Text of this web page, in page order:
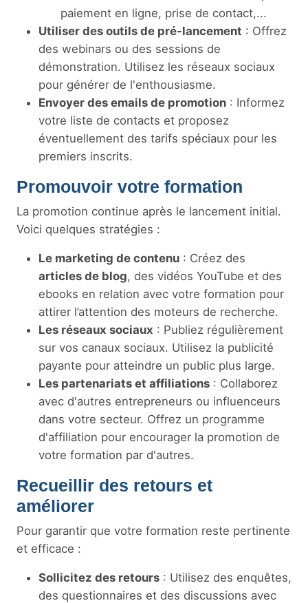
paiement en ligne, prise de contact,...
Utiliser des outils de pré-lancement : Offrez
des webinars ou des sessions de
démonstration. Utilisez les réseaux sociaux
pour générer de l'enthousiasme.
Envoyer des emails de promotion : Informez
votre liste de contacts et proposez
éventuellement des tarifs spéciaux pour les
premiers inscrits.
Promouvoir votre formation
La promotion continue après le lancement initial.
Voici quelques stratégies :
Le marketing de contenu : Créez des
articles de blog, des vidéos YouTube et des
ebooks en relation avec votre formation pour
attirer l’attention des moteurs de recherche.
Les réseaux sociaux : Publiez régulièrement
sur vos canaux sociaux. Utilisez la publicité
payante pour atteindre un public plus large.
Les partenariats et affiliations : Collaborez
avec d'autres entrepreneurs ou influenceurs
dans votre secteur. Offrez un programme
d'affiliation pour encourager la promotion de
votre formation par d'autres.
Recueillir des retours et
améliorer
Pour garantir que votre formation reste pertinente
et efficace :
Sollicitez des retours : Utilisez des enquêtes,
des questionnaires et des discussions avec